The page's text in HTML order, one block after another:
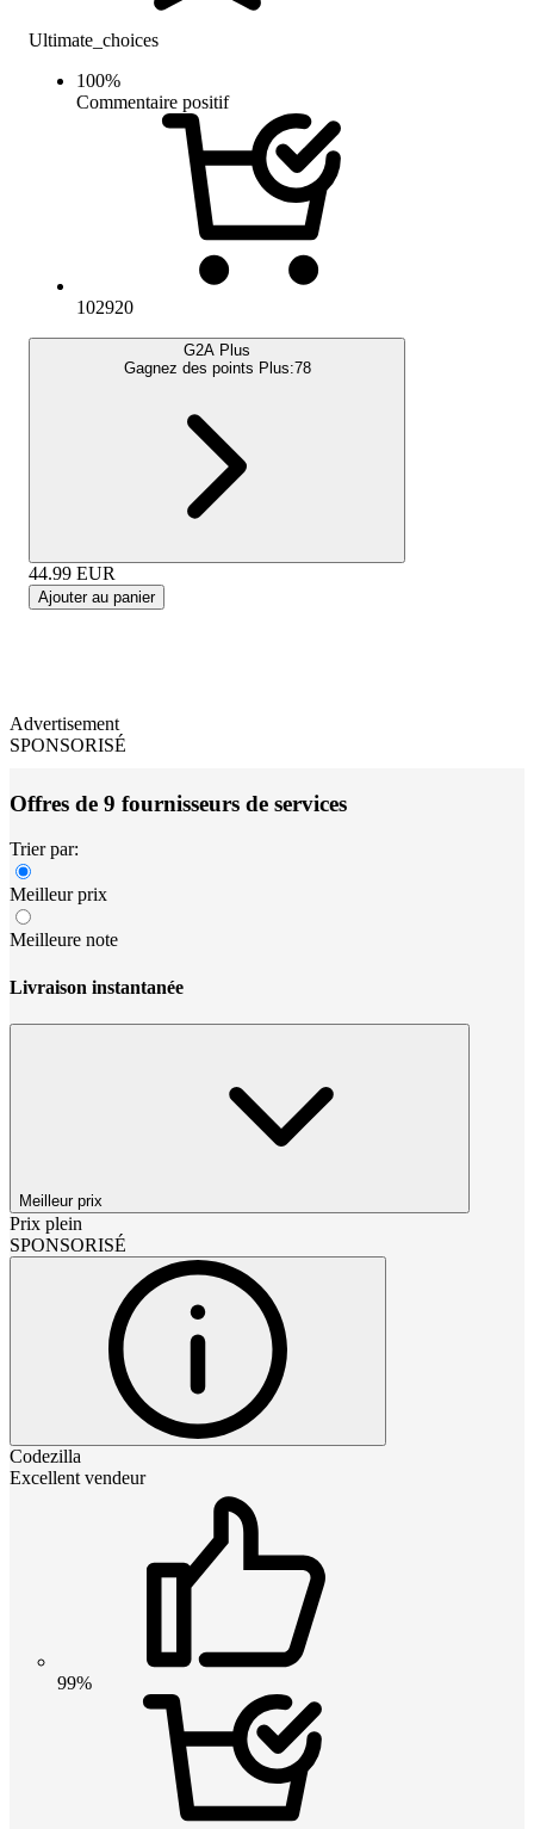
Ultimate_choices
100%
Commentaire positif
102920
G2A Plus
Gagnez des points Plus:78
44.99 EUR
Ajouter au panier
Advertisement
SPONSORISÉ
Offres de 9 fournisseurs de services
Trier par:
Meilleur prix
Meilleure note
Livraison instantanée
Meilleur prix
Prix plein
SPONSORISÉ
Codezilla
Excellent vendeur
99%